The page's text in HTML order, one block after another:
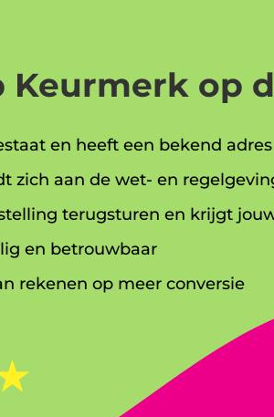
Keurmerk op
en heeft een bekend adres
zich aan de wet- en
terugsturen en krijgt
en betrouwbaar
rekenen op meer conversie